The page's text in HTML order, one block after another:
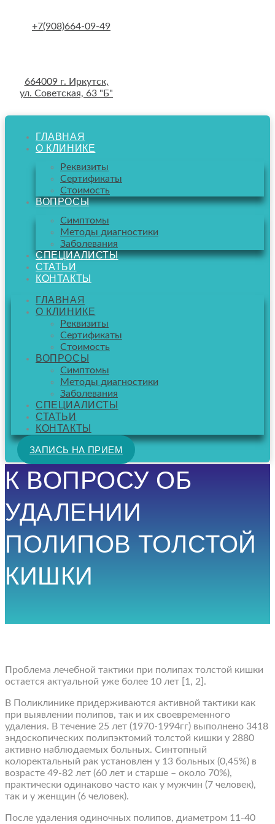
content
+7(908)664-09-49
664009 г. Иркутск,
ул. Советская, 63 "Б"
ГЛАВНАЯ
О КЛИНИКЕ
Реквизиты
Сертификаты
Стоимость
ВОПРОСЫ
Симптомы
Методы диагностики
Заболевания
СПЕЦИАЛИСТЫ
СТАТЬИ
КОНТАКТЫ
ГЛАВНАЯ
О КЛИНИКЕ
Реквизиты
Сертификаты
Стоимость
ВОПРОСЫ
Симптомы
Методы диагностики
Заболевания
СПЕЦИАЛИСТЫ
СТАТЬИ
КОНТАКТЫ
ЗАПИСЬ НА ПРИЕМ
К ВОПРОСУ ОБ
УДАЛЕНИИ
ПОЛИПОВ ТОЛСТОЙ
КИШКИ
Проблема лечебной тактики при полипах толстой кишки
остается актуальной уже более 10 лет [1, 2].
В Поликлинике придерживаются активной тактики как
при выявлении полипов, так и их своевременного
удаления. В течение 25 лет (1970-1994гг) выполнено 3418
эндоскопических полипэктомий толстой кишки у 2880
активно наблюдаемых больных. Синтопный
колоректальный рак установлен у 13 больных (0,45%) в
возрасте 49-82 лет (60 лет и старше – около 70%),
практически одинаково часто как у мужчин (7 человек),
так и у женщин (6 человек).
После удаления одиночных полипов, диаметром 11-40